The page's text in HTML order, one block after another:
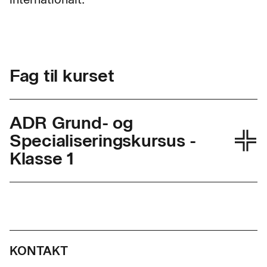
Fag til kurset
ADR Grund- og
Specialiseringskursus -
Klasse 1
Varighed
3,6 dage
Timer pr. dag
KONTAKT